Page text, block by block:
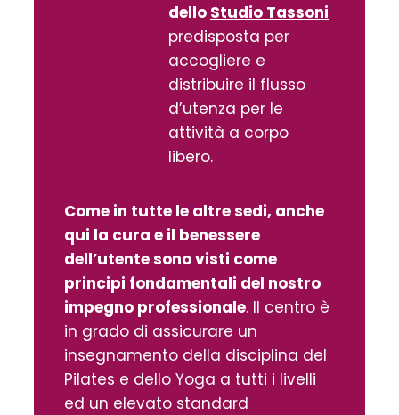
dello Studio Tassoni
predisposta per
accogliere e
distribuire il flusso
d’utenza per le
attività a corpo
libero.
Come in tutte le altre sedi, anche
qui la cura e il benessere
dell’utente sono visti come
principi fondamentali del nostro
impegno professionale. Il centro è
in grado di assicurare un
insegnamento della disciplina del
Pilates e dello Yoga a tutti i livelli
ed un elevato standard